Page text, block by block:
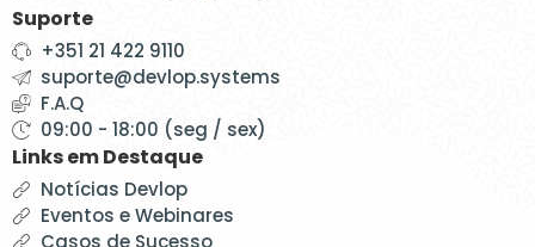
Suporte
+351 21 422 9110
suporte@devlop.systems
F.A.Q
09:00 - 18:00 (seg / sex)
Links em Destaque
Notícias Devlop
Eventos e Webinares